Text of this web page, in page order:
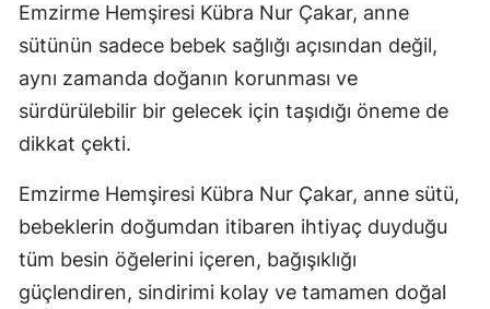
Emzirme Hemşiresi Kübra Nur Çakar, anne
sütünün sadece bebek sağlığı açısından değil,
aynı zamanda doğanın korunması ve
sürdürülebilir bir gelecek için taşıdığı öneme de
dikkat çekti.
Emzirme Hemşiresi Kübra Nur Çakar, anne sütü,
bebeklerin doğumdan itibaren ihtiyaç duyduğu
tüm besin öğelerini içeren, bağışıklığı
güçlendiren, sindirimi kolay ve tamamen doğal